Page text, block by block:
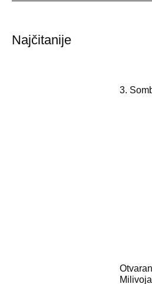
Najčitanije
3.